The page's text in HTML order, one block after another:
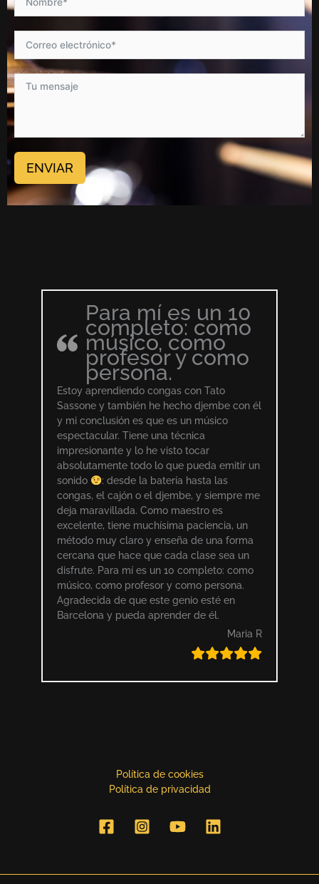
ENVIAR
Para mí es un 10
completo: como
músico, como
profesor y como
persona.
Estoy aprendiendo congas con Tato
Sassone y también he hecho djembe con él
y mi conclusión es que es un músico
espectacular. Tiene una técnica
impresionante y lo he visto tocar
absolutamente todo lo que pueda emitir un
sonido
: desde la batería hasta las
congas, el cajón o el djembe, y siempre me
deja maravillada. Como maestro es
excelente, tiene muchísima paciencia, un
método muy claro y enseña de una forma
cercana que hace que cada clase sea un
disfrute. Para mí es un 10 completo: como
músico, como profesor y como persona.
Agradecida de que este genio esté en
Barcelona y pueda aprender de él.
Maria R
Política de cookies
Política de privacidad